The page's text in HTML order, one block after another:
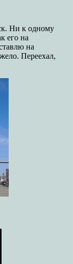
Ни к одному
его на
на
Переехал,